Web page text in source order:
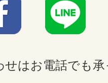
せはお電話でも